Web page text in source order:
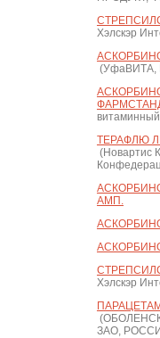
Хэлскэр
ТЕРАФЛЮ
(Новартис
АМП.
Хэлскэр
ЗАО,